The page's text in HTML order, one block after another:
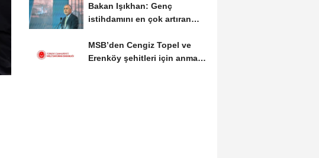
Bakan Işıkhan: Genç
istihdamını en çok artıran
MSB’den Cengiz Topel ve
Erenköy şehitleri için anma